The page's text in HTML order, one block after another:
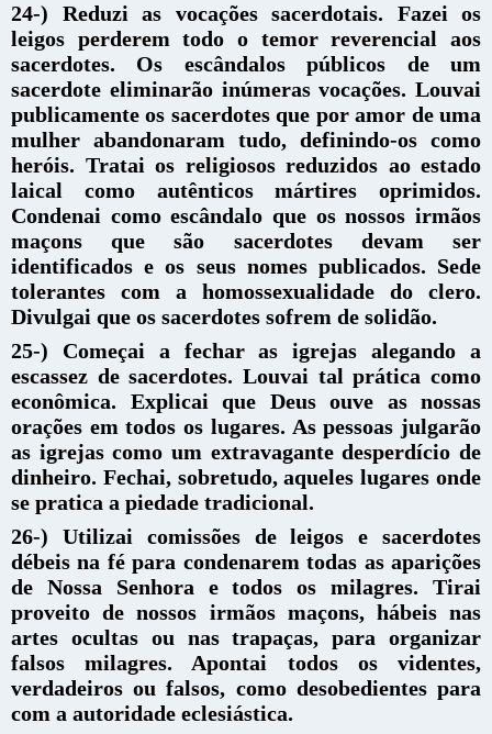
24-) Reduzi as vocações sacerdotais. Fazei os
leigos perderem todo o temor reverencial aos
sacerdotes. Os escândalos públicos de um
sacerdote eliminarão inúmeras vocações. Louvai
publicamente os sacerdotes que por amor de uma
mulher abandonaram tudo, definindo-os como
heróis. Tratai os religiosos reduzidos ao estado
laical como autênticos mártires oprimidos.
Condenai como escândalo que os nossos irmãos
maçons que são sacerdotes devam ser
identificados e os seus nomes publicados. Sede
tolerantes com a homossexualidade do clero.
Divulgai que os sacerdotes sofrem de solidão.
25-) Começai a fechar as igrejas alegando a
escassez de sacerdotes. Louvai tal prática como
econômica. Explicai que Deus ouve as nossas
orações em todos os lugares. As pessoas julgarão
as igrejas como um extravagante desperdício de
dinheiro. Fechai, sobretudo, aqueles lugares onde
se pratica a piedade tradicional.
26-) Utilizai comissões de leigos e sacerdotes
débeis na fé para condenarem todas as aparições
de Nossa Senhora e todos os milagres. Tirai
proveito de nossos irmãos maçons, hábeis nas
artes ocultas ou nas trapaças, para organizar
falsos milagres. Apontai todos os videntes,
verdadeiros ou falsos, como desobedientes para
com a autoridade eclesiástica.